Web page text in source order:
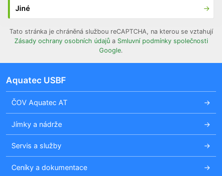
Jiné
Tato stránka je chráněná službou reCAPTCHA, na kterou se vztahují
Zásady ochrany osobních údajůa Smluvní podmínky společnosti
Google.
Aquatec USBF
ČOV Aquatec AT
Jímky a nádrže
Servis a služby
Ceníky a dokumentace